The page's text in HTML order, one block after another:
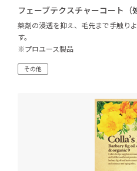
フェーブテクスチャーコート
薬剤の浸透を抑え、毛先まで手触り
す。
※プロユース製品
その他